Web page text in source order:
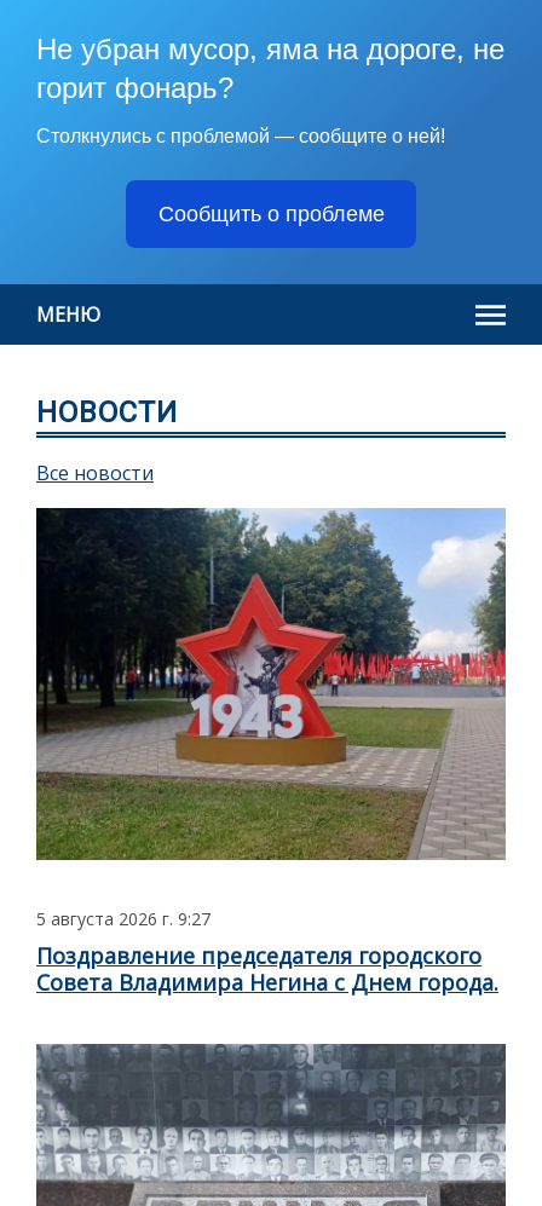
Не убран мусор, яма на дороге, не
горит фонарь?
Столкнулись с проблемой — сообщите о ней!
Сообщить о проблеме
МЕНЮ
НОВОСТИ
Все новости
5 августа 2026 г. 9:27
Поздравление председателя городского
Совета Владимира Негина с Днем города.